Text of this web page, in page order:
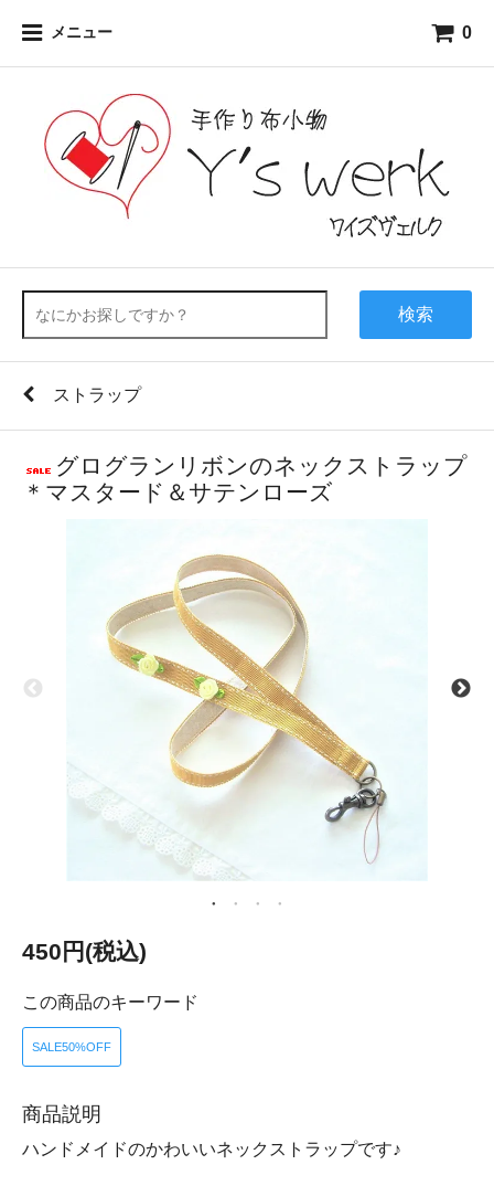
メニュー 0
検索
ストラップ
グログランリボンのネックストラップ
＊マスタード＆サテンローズ
450円(税込)
この商品のキーワード
SALE50%OFF
商品説明
ハンドメイドのかわいいネックストラップです♪